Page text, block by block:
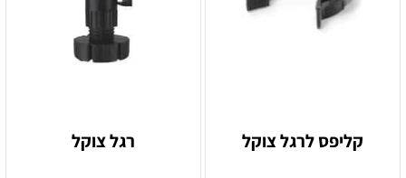
קליפס לרגל צוקל רגל צוקל